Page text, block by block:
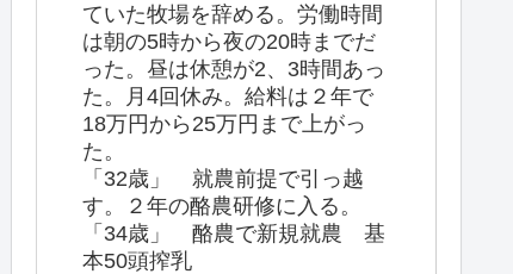
ていた牧場を辞める。労働時間
は朝の5時から夜の20時までだ
った。昼は休憩が2、3時間あっ
た。月4回休み。給料は２年で
18万円から25万円まで上がっ
た。
「32歳」 就農前提で引っ越
す。２年の酪農研修に入る。
「34歳」 酪農で新規就農 基
本50頭搾乳